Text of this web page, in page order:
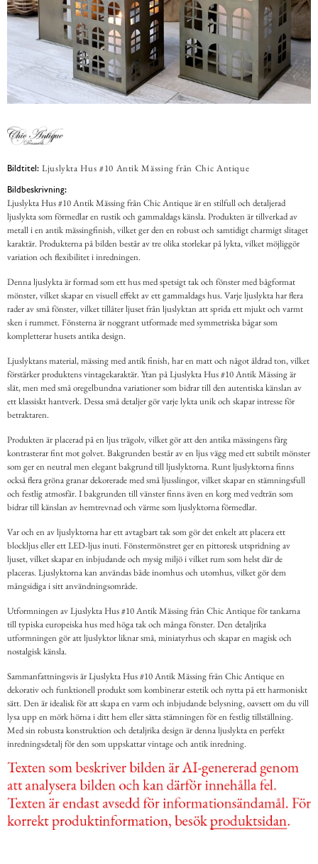
Bildtitel: Ljuslykta Hus #10 Antik Mässing från Chic Antique
Bildbeskrivning:
Ljuslykta Hus #10 Antik Mässing från Chic Antique är en stilfull och detaljerad
ljuslykta som förmedlar en rustik och gammaldags känsla. Produkten är tillverkad av
metall i en antik mässingfinish, vilket ger den en robust och samtidigt charmigt slitaget
karaktär. Produkterna på bilden består av tre olika storlekar på lykta, vilket möjliggör
variation och flexibilitet i inredningen.
Denna ljuslykta är formad som ett hus med spetsigt tak och fönster med bågformat
mönster, vilket skapar en visuell effekt av ett gammaldags hus. Varje ljuslykta har flera
rader av små fönster, vilket tillåter ljuset från ljuslyktan att sprida ett mjukt och varmt
sken i rummet. Fönsterna är noggrant utformade med symmetriska bågar som
kompletterar husets antika design.
Ljuslyktans material, mässing med antik finish, har en matt och något åldrad ton, vilket
förstärker produktens vintagekaraktär. Ytan på Ljuslykta Hus #10 Antik Mässing är
slät, men med små oregelbundna variationer som bidrar till den autentiska känslan av
ett klassiskt hantverk. Dessa små detaljer gör varje lykta unik och skapar intresse för
betraktaren.
Produkten är placerad på en ljus trägolv, vilket gör att den antika mässingens färg
kontrasterar fint mot golvet. Bakgrunden består av en ljus vägg med ett subtilt mönster
som ger en neutral men elegant bakgrund till ljuslyktorna. Runt ljuslyktorna finns
också flera gröna granar dekorerade med små ljusslingor, vilket skapar en stämningsfull
och festlig atmosfär. I bakgrunden till vänster finns även en korg med vedträn som
bidrar till känslan av hemtrevnad och värme som ljuslyktorna förmedlar.
Var och en av ljuslyktorna har ett avtagbart tak som gör det enkelt att placera ett
blockljus eller ett LED-ljus inuti. Fönstermönstret ger en pittoresk utspridning av
ljuset, vilket skapar en inbjudande och mysig miljö i vilket rum som helst där de
placeras. Ljuslyktorna kan användas både inomhus och utomhus, vilket gör dem
mångsidiga i sitt användningsområde.
Utformningen av Ljuslykta Hus #10 Antik Mässing från Chic Antique för tankarna
till typiska europeiska hus med höga tak och många fönster. Den detaljrika
utformningen gör att ljuslyktor liknar små, miniatyrhus och skapar en magisk och
nostalgisk känsla.
Sammanfattningsvis är Ljuslykta Hus #10 Antik Mässing från Chic Antique en
dekorativ och funktionell produkt som kombinerar estetik och nytta på ett harmoniskt
sätt. Den är idealisk för att skapa en varm och inbjudande belysning, oavsett om du vill
lysa upp en mörk hörna i ditt hem eller sätta stämningen för en festlig tillställning.
Med sin robusta konstruktion och detaljrika design är denna ljuslykta en perfekt
inredningsdetalj för den som uppskattar vintage och antik inredning.